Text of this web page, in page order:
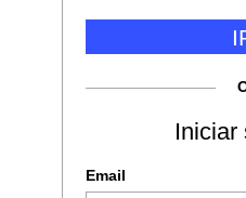
Iniciar
Email